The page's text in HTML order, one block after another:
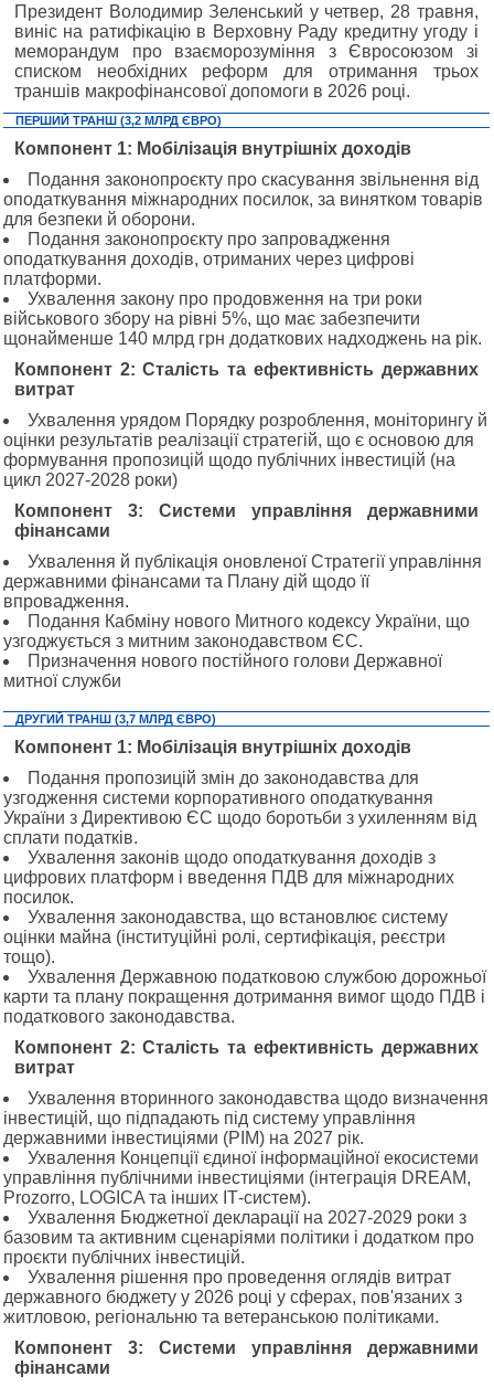
Президент Володимир Зеленський у четвер, 28 травня,
виніс на ратифікацію в Верховну Раду кредитну угоду і
меморандум про взаєморозуміння з Євросоюзом зі
списком необхідних реформ для отримання трьох
траншів макрофінансової допомоги в 2026 році.
ПЕРШИЙ ТРАНШ (3,2 МЛРД ЄВРО)
Компонент 1: Мобілізація внутрішніх доходів
Подання законопроєкту про скасування звільнення від
оподаткування міжнародних посилок, за винятком товарів
для безпеки й оборони.
Подання законопроєкту про запровадження
оподаткування доходів, отриманих через цифрові
платформи.
Ухвалення закону про продовження на три роки
військового збору на рівні 5%, що має забезпечити
щонайменше 140 млрд грн додаткових надходжень на рік.
Компонент 2: Сталість та ефективність державних
витрат
Ухвалення урядом Порядку розроблення, моніторингу й
оцінки результатів реалізації стратегій, що є основою для
формування пропозицій щодо публічних інвестицій (на
цикл 2027-2028 роки)
Компонент 3: Системи управління державними
фінансами
Ухвалення й публікація оновленої Стратегії управління
державними фінансами та Плану дій щодо її
впровадження.
Подання Кабміну нового Митного кодексу України, що
узгоджується з митним законодавством ЄС.
Призначення нового постійного голови Державної
митної служби
ДРУГИЙ ТРАНШ (3,7 МЛРД ЄВРО)
Компонент 1: Мобілізація внутрішніх доходів
Подання пропозицій змін до законодавства для
узгодження системи корпоративного оподаткування
України з Директивою ЄС щодо боротьби з ухиленням від
сплати податків.
Ухвалення законів щодо оподаткування доходів з
цифрових платформ і введення ПДВ для міжнародних
посилок.
Ухвалення законодавства, що встановлює систему
оцінки майна (інституційні ролі, сертифікація, реєстри
тощо).
Ухвалення Державною податковою службою дорожньої
карти та плану покращення дотримання вимог щодо ПДВ і
податкового законодавства.
Компонент 2: Сталість та ефективність державних
витрат
Ухвалення вторинного законодавства щодо визначення
інвестицій, що підпадають під систему управління
державними інвестиціями (PIM) на 2027 рік.
Ухвалення Концепції єдиної інформаційної екосистеми
управління публічними інвестиціями (інтеграція DREAM,
Prozorro, LOGICA та інших ІТ-систем).
Ухвалення Бюджетної декларації на 2027-2029 роки з
базовим та активним сценаріями політики і додатком про
проєкти публічних інвестицій.
Ухвалення рішення про проведення оглядів витрат
державного бюджету у 2026 році у сферах, пов'язаних з
житловою, регіональню та ветеранською політиками.
Компонент 3: Системи управління державними
фінансами